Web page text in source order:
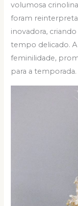
volumosa
foram
inovadora,
tempo delicado.
feminilidade,
para a temporada.